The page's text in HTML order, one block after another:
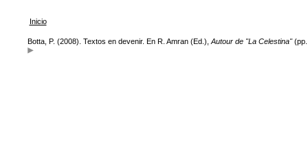
Inicio
Botta, P. (2008). Textos en devenir. En R. Amran (Ed.), Autour de "La Celestina"(pp.